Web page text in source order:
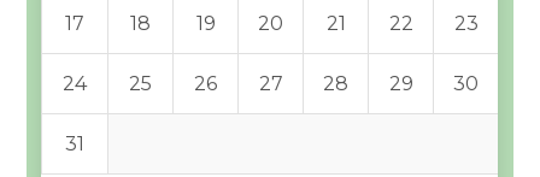
17 18 19 20 21 22 23
24 25 26 27 28 29 30
31